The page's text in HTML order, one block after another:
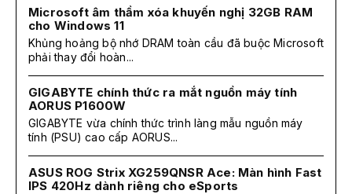
Microsoft âm thầm xóa khuyến nghị 32GB RAM
cho Windows 11
Khủng hoảng bộ nhớ DRAM toàn cầu đã buộc Microsoft
phải thay đổi hoàn...
GIGABYTE chính thức ra mắt nguồn máy tính
AORUS P1600W
GIGABYTE vừa chính thức trình làng mẫu nguồn máy
tính (PSU) cao cấp AORUS...
ASUS ROG Strix XG259QNSR Ace: Màn hình Fast
IPS 420Hz dành riêng cho eSports